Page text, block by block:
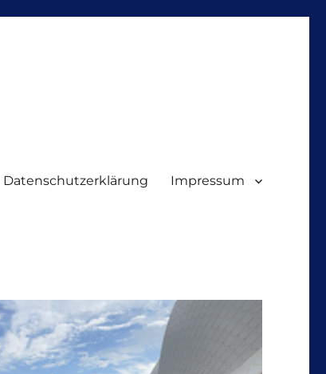
Datenschutzerklärung Impressum